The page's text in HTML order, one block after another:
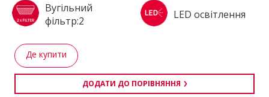
Вугільний
фільтр:2
LED освітлення
Де купити
ДОДАТИ ДО ПОРІВНЯННЯ